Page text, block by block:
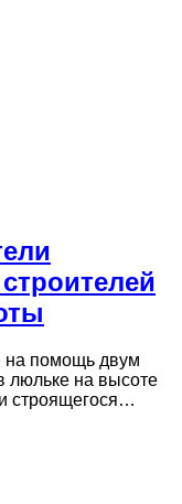
на помощь двум
люльке на высоте
строящегося…